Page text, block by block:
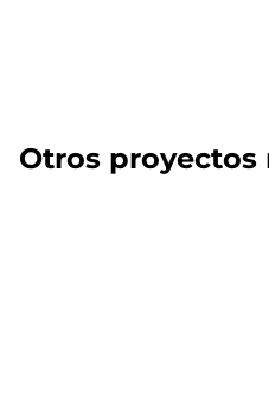
Otros proyectos